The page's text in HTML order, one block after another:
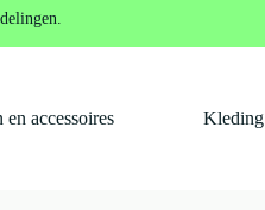
en accessoires Kleding
en overige onderdelen